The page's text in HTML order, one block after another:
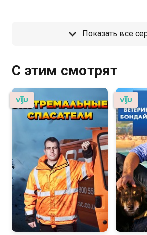
Показать все
С этим смотрят